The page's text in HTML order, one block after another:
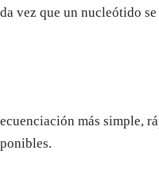
vez que un nucleótido
más simple,